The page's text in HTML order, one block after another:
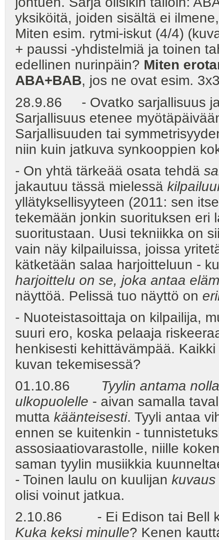
yksiköitä, joiden sisältä ei
Miten esim. rytmi-iskut (4/4)
+ paussi -yhdistelmiä ja toinen
edellinen nurinpäin? Miten
ABA+BAB, jos ne ovat esim.
28.9.86 - Ovatko sarjallisuus
Sarjallisuus etenee
Sarjallisuuden tai
niin kuin jatkuva synkooppien
- On yhtä tärkeää osata tehdä
jakautuu tässä mielessä
yllätyksellisyyteen (2011: sen
tekemään jonkin suorituksen eri
suoritustaan. Uusi tekniikka on
vain näy kilpailuissa, joissa
kätketään salaa harjoitteluun -
harjoittelu on se, joka antaa
näyttöä. Pelissä tuo näyttö on
- Nuoteistasoittaja on kilpailija,
suuri ero, koska pelaaja
henkisesti kehittävämpää.
kuvan tekemisessä?
01.10.86 Tyylin antama
ulkopuolelle - aivan samalla
mutta käänteisesti. Tyyli antaa
ennen se kuitenkin -
assosiaatiovarastolle, niille
saman tyylin musiikkia
- Toinen laulu on kuulijan kuvaus
olisi voinut jatkua.
2.10.86 - Ei Edison tai Bell
Kuka keksi minulle? Kenen